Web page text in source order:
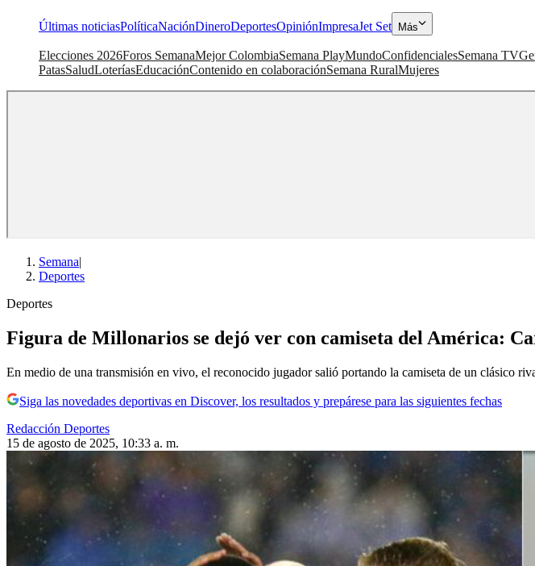
Últimas noticiasPolíticaNaciónDineroDeportesOpiniónImpresaJet Set Más
Elecciones 2026Foros SemanaMejor ColombiaSemana PlayMundoConfidencialesSemana TV
PatasSaludLoteríasEducaciónContenido en colaboraciónSemana RuralMujeres
Semana|
Deportes
Deportes
Figura de Millonarios se dejó ver con camiseta del América:
En medio de una transmisión en vivo, el reconocido jugador salió portando la camiseta de un clásico
Siga las novedades deportivas en Discover, los resultados y prepárese para las siguientes fechas
Redacción Deportes
15 de agosto de 2025, 10:33 a. m.